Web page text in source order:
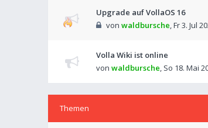
Upgrade auf VollaOS 16
von waldbursche,Fr 3. Jul
Volla Wiki ist online
von waldbursche, So 18. Mai
Themen